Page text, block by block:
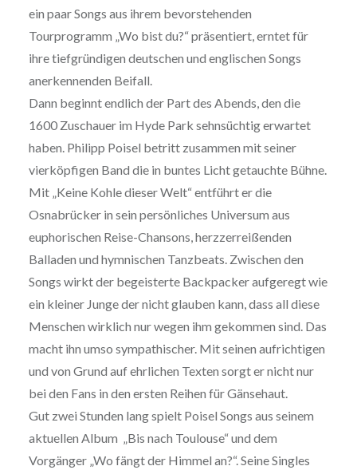
ein paar Songs aus ihrem bevorstehenden
Tourprogramm „Wo bist du?“ präsentiert, erntet für
ihre tiefgründigen deutschen und englischen Songs
anerkennenden Beifall.
Dann beginnt endlich der Part des Abends, den die
1600 Zuschauer im Hyde Park sehnsüchtig erwartet
haben. Philipp Poisel betritt zusammen mit seiner
vierköpfigen Band die in buntes Licht getauchte Bühne.
Mit „Keine Kohle dieser Welt“ entführt er die
Osnabrücker in sein persönliches Universum aus
euphorischen Reise-Chansons, herzzerreißenden
Balladen und hymnischen Tanzbeats. Zwischen den
Songs wirkt der begeisterte Backpacker aufgeregt wie
ein kleiner Junge der nicht glauben kann, dass all diese
Menschen wirklich nur wegen ihm gekommen sind. Das
macht ihn umso sympathischer. Mit seinen aufrichtigen
und von Grund auf ehrlichen Texten sorgt er nicht nur
bei den Fans in den ersten Reihen für Gänsehaut.
Gut zwei Stunden lang spielt Poisel Songs aus seinem
aktuellen Album „Bis nach Toulouse“ und dem
Vorgänger „Wo fängt der Himmel an?“. Seine Singles